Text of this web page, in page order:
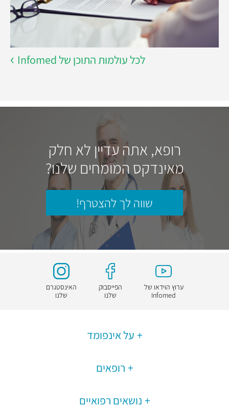
לכל עולמות התוכן של Infomed
רופא, אתה עדיין לא חלק
מאינדקס המומחים שלנו?
שווה לך להצטרף!
ערוץ הוידאו של
Infomed
הפייסבוק
שלנו
האינסטגרם
שלנו
על אינפומד
רופאים
נושאים רפואיים